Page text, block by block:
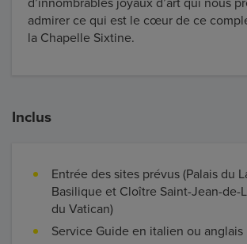
d’innombrables joyaux d’art qui nous
admirer ce qui est le cœur de ce
la Chapelle Sixtine.
Inclus
Entrée des sites prévus (Palais du
Basilique et Cloître Saint-Jean-de-
du Vatican)
Service Guide en italien ou anglais